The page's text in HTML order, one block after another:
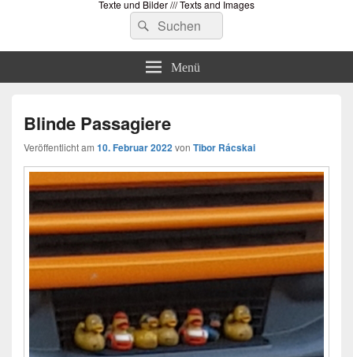
Texte und Bilder /// Texts and Images
Suchen
nach:
Suchen
Menü
Blinde Passagiere
Veröffentlicht am 10. Februar 2022von Tibor Rácskai